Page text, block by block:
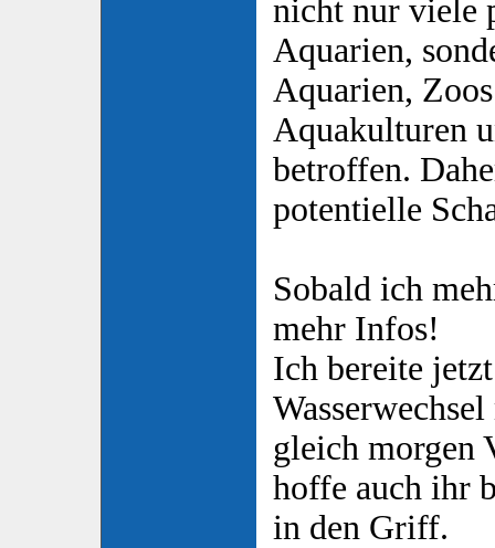
nicht nur viele
Aquarien,
Aquarien,
Aquakulturen
betroffen.
potentielle
Sobald ich
mehr Infos!
Ich bereite
gleich morgen
hoffe auch ihr
in den Griff.